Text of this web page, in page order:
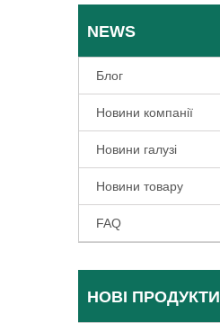
NEWS
Блог
Новини компанії
Новини галузі
Новини товару
FAQ
НОВІ ПРОДУКТИ